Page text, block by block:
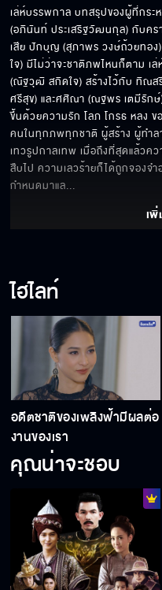
เล่ห์บรรพกาล บทสรุปของผู้ที่กร
(อภินันท์ ประเสริฐวัฒนกุล) กับค
เสีย ปักบุญ (สุภาพร วงษ์ถ้วยทอ
ใจ) มีไม่ว่าจะชาติภพไหนก็ตาม เ
(ณัฐวุฒิ สกิดใจ) สร้างไว้กับ ทิณส
ศรีสุข) และศศิณา (ณฐพร เตมีรัก
ขึ้นด้วยความรัก โลภ โกรธ หลง
คนในทุกภพทุกชาติ ผู้สร้าง ผู้ทำล
เทวรูปกาลเทพ เมื่อถึงที่สุดแล้วค
สืบไป ความเลวร้ายก็ได้ถูกจองจ
กำหนดมาแล...
เพิ่
ไฮไลท์
อดีตชาติของเพลิงฟ้ามีผลต่อ
งานของเรา
คุณน่าจะชอบ